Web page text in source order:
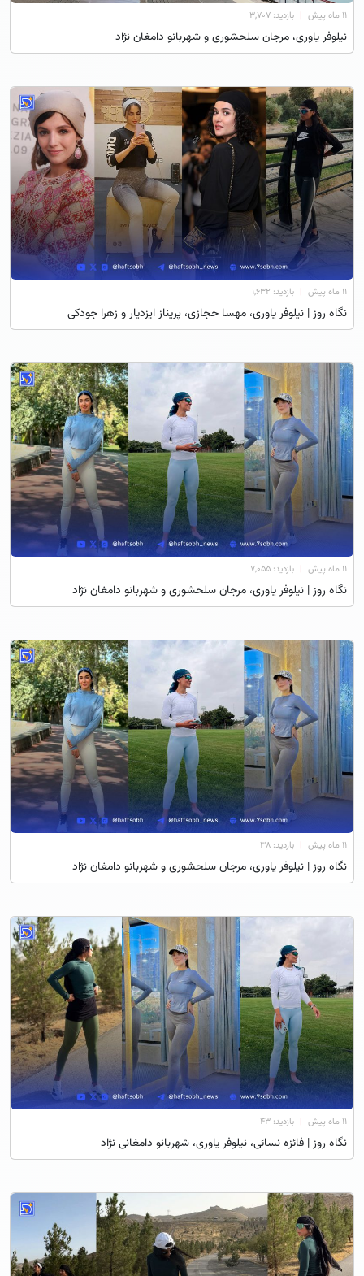
۱۱ ماه پیش | بازدید: 3,707
نیلوفر یاوری، مرجان سلحشوری و شهربانو دامغان نژاد
۱۱ ماه پیش | بازدید: 1,632
نگاه روز | نیلوفر یاوری، مهسا حجازی، پریناز ایزدیار و زهرا جودکی
۱۱ ماه پیش | بازدید: 7,055
نگاه روز | نیلوفر یاوری، مرجان سلحشوری و شهربانو دامغان نژاد
۱۱ ماه پیش | بازدید: 38
نگاه روز | نیلوفر یاوری، مرجان سلحشوری و شهربانو دامغان نژاد
۱۱ ماه پیش | بازدید: 43
نگاه روز | فائزه نسائی، نیلوفر یاوری، شهربانو دامغانی نژاد